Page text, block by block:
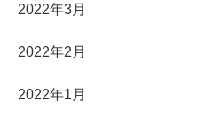
2022年3月
2022年2月
2022年1月